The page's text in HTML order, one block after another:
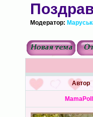
Модератор:
Автор